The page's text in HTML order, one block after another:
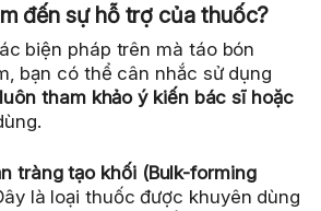
đến sự hỗ trợ của thuốc?
biện pháp trên mà táo bón
bạn có thể cân nhắc sử dụng
luôn tham khảo ý kiến bác sĩ hoặc
tràng tạo khối (Bulk-forming
là loại thuốc được khuyên dùng